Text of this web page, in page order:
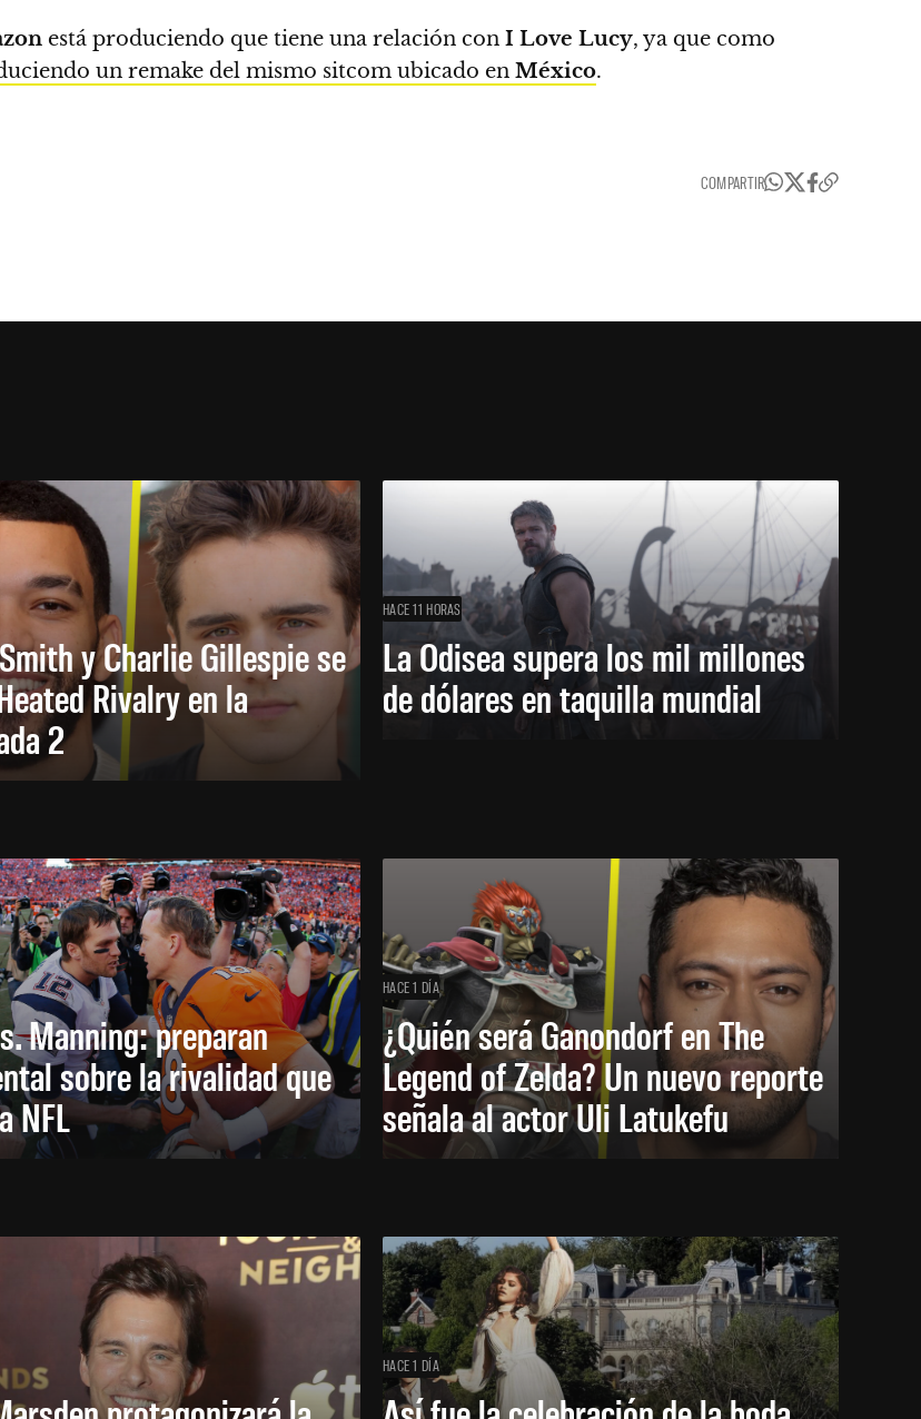
está produciendo que tiene una relación con I Love Lucy, ya que como
un remake del mismo sitcom ubicado en México.
COMPARTIR
y Charlie Gillespie se
Rivalry en la
2
HACE 11 HORAS
La Odisea supera los mil millones
de dólares en taquilla mundial
Manning: preparan
sobre la rivalidad que
NFL
HACE 1 DÍA
¿Quién será Ganondorf en The
Legend of Zelda? Un nuevo reporte
señala al actor Uli Latukefu
HACE 1 DÍA